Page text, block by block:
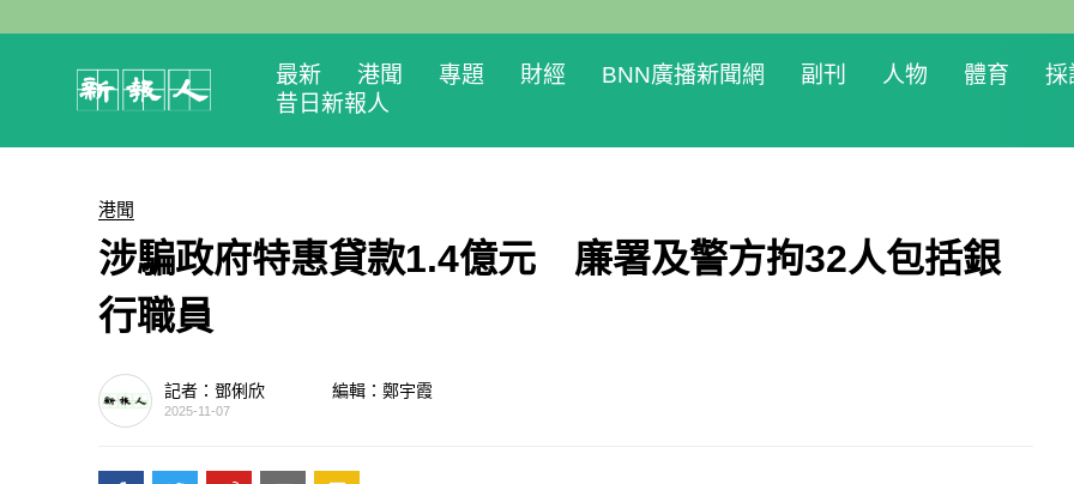
最新 港聞 專題 財經 BNN廣播新聞網 副刊 人物 體育 採
昔日新報人
港聞
涉騙政府特惠貸款1.4億元 廉署及警方拘32人包括銀
行職員
記者：鄧俐欣 編輯：鄭宇霞
2025-11-07